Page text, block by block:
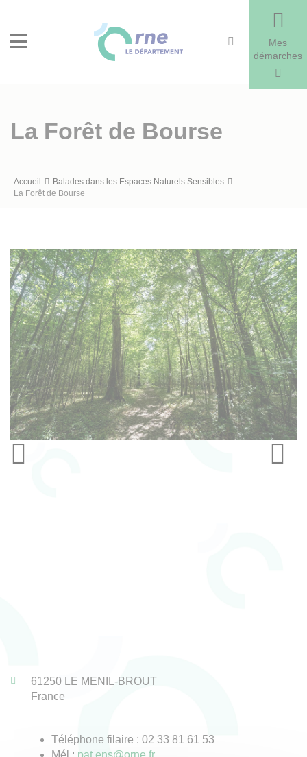
Menu
Mes
démarches
La Forêt de Bourse
Fil
d'Ariane
Accueil
Balades dans les Espaces Naturels Sensibles
La Forêt de Bourse
61250
LE MENIL-BROUT
France
Téléphone filaire : 02 33 81 61 53
Mél : pat.ens@orne.fr